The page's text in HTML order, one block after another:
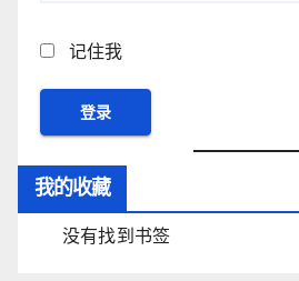
记住我
我的收藏
没有找到书签